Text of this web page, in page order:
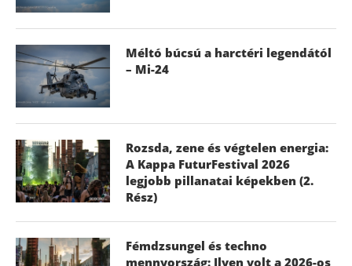
Méltó búcsú a harctéri legendától
– Mi-24
Rozsda, zene és végtelen energia:
A Kappa FuturFestival 2026
legjobb pillanatai képekben (2.
Rész)
Fémdzsungel és techno
mennyország: Ilyen volt a 2026-os